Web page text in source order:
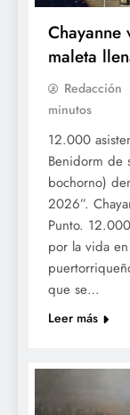
maleta
Redacción
minutos
12.000
Benidorm de
bochorno)
2026”.
Punto.
por la vida
que se…
Leer más